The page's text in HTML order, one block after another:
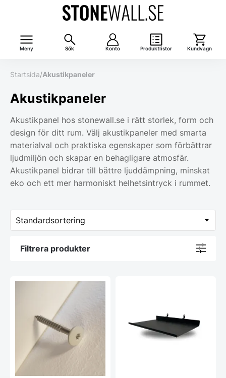
Meny Sök Konto Produktlistor Kundvagn
Startsida/Akustikpaneler
Akustikpaneler
Akustikpanel hos stonewall.se i rätt storlek, form och
design för ditt rum. Välj akustikpaneler med smarta
materialval och praktiska egenskaper som förbättrar
ljudmiljön och skapar en behagligare atmosfär.
Akustikpanel bidrar till bättre ljuddämpning, minskat
eko och ett mer harmoniskt helhetsintryck i rummet.
Filtrera produkter